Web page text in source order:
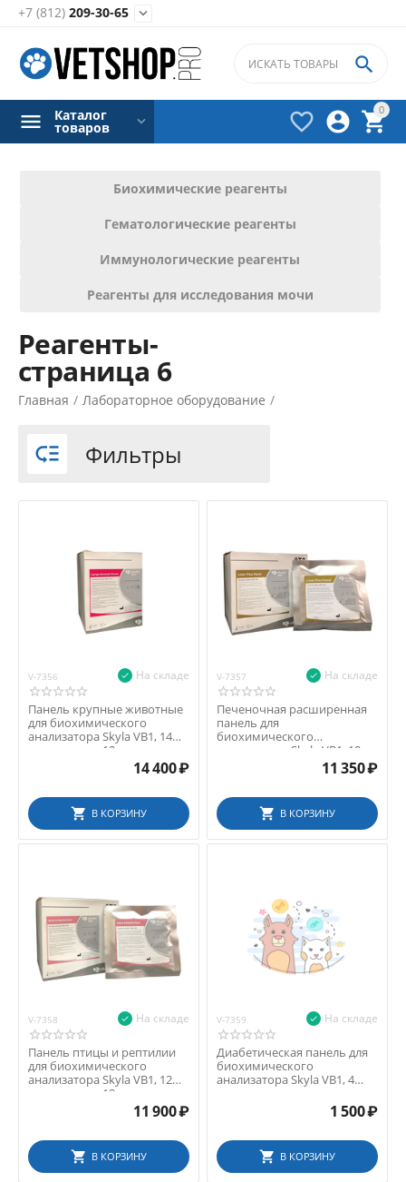
+7 (812) 209-30-65 
0




Каталог
товаров
₽– ₽
750₽
Производители
B&E BIO-TECHNOLOGY CO., LTD. (Китай)
BSBE (Китай)
Dirui (Китай)
Dymind (Китай)
Genrui Biotech (Китай)
HANGZHOU ALLTEST BIOTECH (Китай)
MNCHIP (Китай)
Randox (Великобритания)
Seamaty (Китай)
Skyla (Тайвань)
URIT (Китай)
VEDA LAB (Франция)
БыстроТест (Россия)
Экросхим (Россия)
 ПОКАЗАТЬ ВСЕ(20)
Биохимические реагенты
Гематологические реагенты
Иммунологические реагенты
Реагенты для исследования мочи
Реагенты-
страница 6
Главная / Лабораторное оборудование /
 Фильтры
V-7356 На складе
Панель крупные животные
для биохимического
анализатора Skyla VB1, 14
параметров, 10 шт.
14 400₽
В КОРЗИНУ
V-7357 На складе
Печеночная расширенная
панель для
биохимического
анализатора Skyla VB1, 10
11 350₽
В КОРЗИНУ
V-7358 На складе
Панель птицы и рептилии
для биохимического
анализатора Skyla VB1, 12
параметров, 10 шт.
11 900₽
В КОРЗИНУ
V-7359 На складе
Диабетическая панель для
биохимического
анализатора Skyla VB1, 4
1 500₽
В КОРЗИНУ